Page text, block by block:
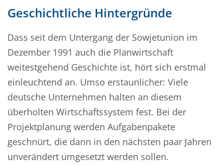
Geschichtliche Hintergründe
Dass seit dem Untergang der Sowjetunion im
Dezember 1991 auch die Planwirtschaft
weitestgehend Geschichte ist, hört sich erstmal
einleuchtend an. Umso erstaunlicher: Viele
deutsche Unternehmen halten an diesem
überholten Wirtschaftssystem fest. Bei der
Projektplanung werden Aufgabenpakete
geschnürt, die dann in den nächsten paar Jahren
unverändert umgesetzt werden sollen.